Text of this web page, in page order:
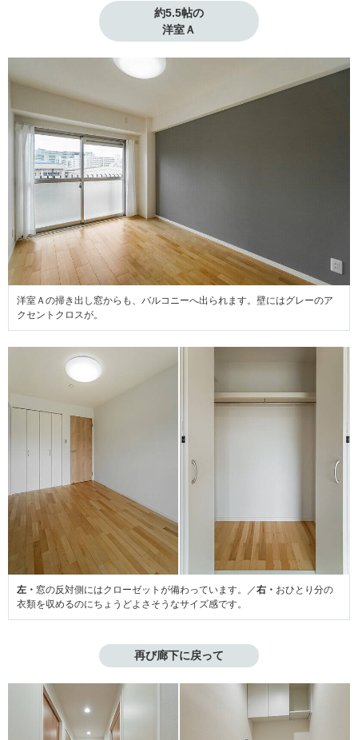
約5.5帖の
洋室Ａ
洋室Ａの掃き出し窓からも、バルコニーへ出られます。壁にはグレーのア
クセントクロスが。
左・ 窓の反対側にはクローゼットが備わっています。／右・ おひとり分の
衣類を収めるのにちょうどよさそうなサイズ感です。
再び廊下に戻って